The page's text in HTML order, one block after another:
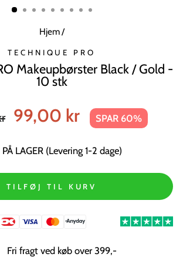
Hjem/
TECHNIQUE PRO
Makeupbørster Black / Gold -
10 stk
Tilbudspris
99,00 kr SPAR 60%
PÅ LAGER (Levering 1-2 dage)
TILFØJ TIL KURV
Fri fragt ved køb over 399,-